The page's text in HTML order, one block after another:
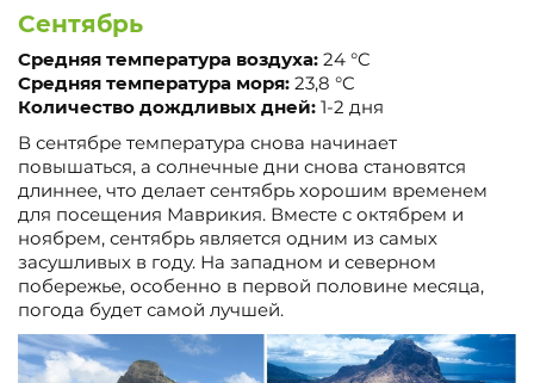
Сентябрь
Средняя температура воздуха: 24 °C
Средняя температура моря: 23,8 °C
Количество дождливых дней: 1-2 дня
В сентябре температура снова начинает
повышаться, а солнечные дни снова становятся
длиннее, что делает сентябрь хорошим временем
для посещения Маврикия. Вместе с октябрем и
ноябрем, сентябрь является одним из самых
засушливых в году. На западном и северном
побережье, особенно в первой половине месяца,
погода будет самой лучшей.